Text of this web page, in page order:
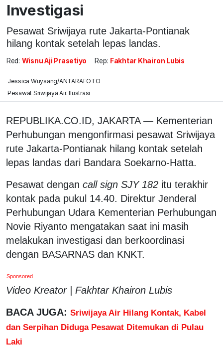
Investigasi
Pesawat Sriwijaya rute Jakarta-Pontianak
hilang kontak setelah lepas landas.
Red: Wisnu Aji Prasetiyo Rep: Fakhtar Khairon Lubis
Jessica Wuysang/ANTARAFOTO
Pesawat Sriwijaya Air. Ilustrasi
REPUBLIKA.CO.ID, JAKARTA — Kementerian
Perhubungan mengonfirmasi pesawat Sriwijaya
rute Jakarta-Pontianak hilang kontak setelah
lepas landas dari Bandara Soekarno-Hatta.
Pesawat dengan call sign SJY 182 itu terakhir
kontak pada pukul 14.40. Direktur Jenderal
Perhubungan Udara Kementerian Perhubungan
Novie Riyanto mengatakan saat ini masih
melakukan investigasi dan berkoordinasi
dengan BASARNAS dan KNKT.
Sponsored
Video Kreator | Fakhtar Khairon Lubis
BACA JUGA: Sriwijaya Air Hilang Kontak, Kabel
dan Serpihan Diduga Pesawat Ditemukan di Pulau
Laki